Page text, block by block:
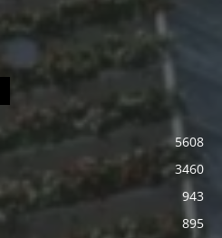
5608
3460
943
895